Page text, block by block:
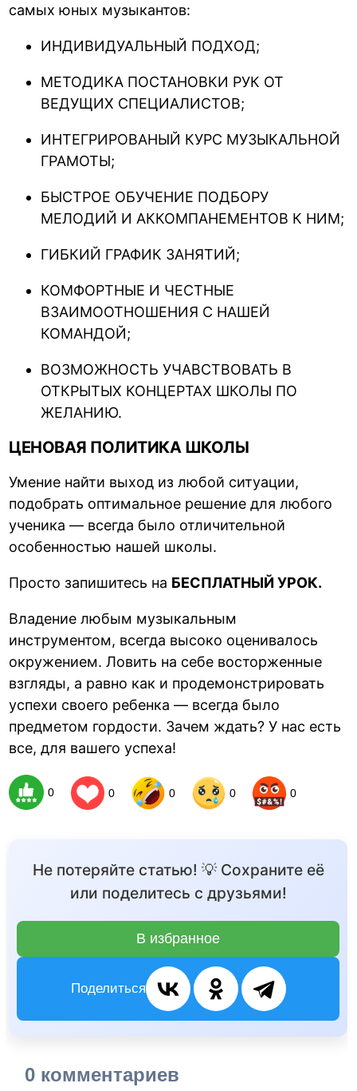
самых юных музыкантов:
ИНДИВИДУАЛЬНЫЙ ПОДХОД;
МЕТОДИКА ПОСТАНОВКИ РУК ОТ
ВЕДУЩИХ СПЕЦИАЛИСТОВ;
ИНТЕГРИРОВАНЫЙ КУРС МУЗЫКАЛЬНОЙ
ГРАМОТЫ;
БЫСТРОЕ ОБУЧЕНИЕ ПОДБОРУ
МЕЛОДИЙ И АККОМПАНЕМЕНТОВ К НИМ;
ГИБКИЙ ГРАФИК ЗАНЯТИЙ;
КОМФОРТНЫЕ И ЧЕСТНЫЕ
ВЗАИМООТНОШЕНИЯ С НАШЕЙ
КОМАНДОЙ;
ВОЗМОЖНОСТЬ УЧАВСТВОВАТЬ В
ОТКРЫТЫХ КОНЦЕРТАХ ШКОЛЫ ПО
ЖЕЛАНИЮ.
ЦЕНОВАЯ ПОЛИТИКА ШКОЛЫ
Умение найти выход из любой ситуации,
подобрать оптимальное решение для любого
ученика — всегда было отличительной
особенностью нашей школы.
Просто запишитесь на БЕСПЛАТНЫЙ УРОК.
Владение любым музыкальным
инструментом, всегда высоко оценивалось
окружением. Ловить на себе восторженные
взгляды, а равно как и продемонстрировать
успехи своего ребенка — всегда было
предметом гордости. Зачем ждать? У нас есть
все, для вашего успеха!
0 0 0 0 0
Не потеряйте статью! 💡 Сохраните её
или поделитесь с друзьями!
В избранное
Поделиться
0 комментариев